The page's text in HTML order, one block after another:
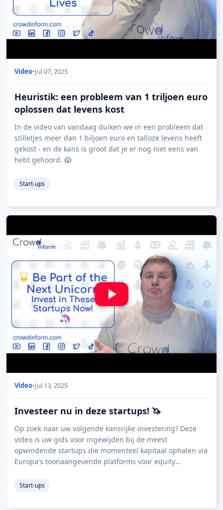
Video•Jul 07, 2025
Heuristik: een probleem van 1 triljoen euro
oplossen dat levens kost
In de video van vandaag duiken we in een probleem dat
stilletjes meer dan 1 biljoen euro en talloze levens heeft
gekost - en de kans is groot dat je er nog niet eens van
hebt gehoord. 😱
Start-ups
Video•Jul 13, 2025
Investeer nu in deze startups! 🦄
Op zoek naar uw volgende kansrijke investering? Deze
video is uw gids voor ingewijden bij de meest
opwindende startups die momenteel kapitaal ophalen via
Europa's toonaangevende platforms voor equity
Start-ups